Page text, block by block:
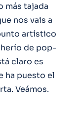
más tajada
nos vais a
artístico
de pop-
claro es
ha puesto el
Veámos.